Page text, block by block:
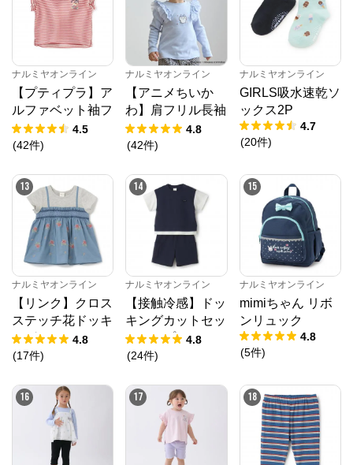
ナルミヤオンライン
【プティプラ】ア
ルファベット袖フ
リルTシャツ
4.5
(42件)
ナルミヤオンライン
【アニメちいか
わ】肩フリル長袖
Tシャツ
4.8
(42件)
ナルミヤオンライン
GIRLS吸水速乾ソ
ックス2P
4.7
(20件)
13
ナルミヤオンライン
【リンク】クロス
ステッチ花ドッキ
ングTシャツ
4.8
(17件)
14
ナルミヤオンライン
【接触冷感】ドッ
キングカットセッ
トアップ
4.8
(24件)
15
ナルミヤオンライン
mimiちゃん リボ
ンリュック
4.8
(5件)
16 17 18